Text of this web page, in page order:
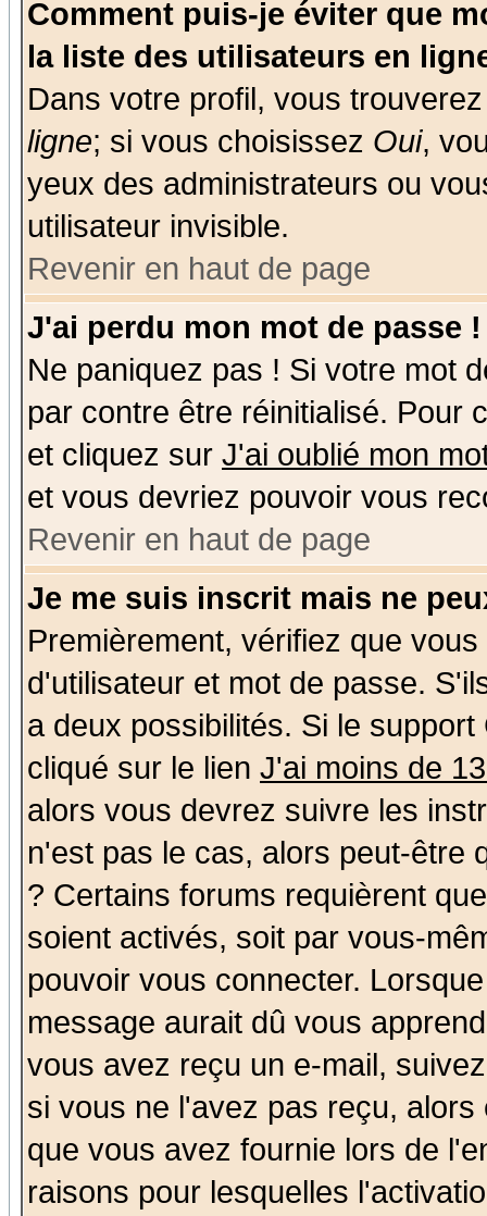
Comment puis-je éviter que
la liste des utilisateurs en
Dans votre profil, vous
ligne; si vous choisissez Oui,
yeux des administrateurs ou
utilisateur invisible.
Revenir en haut de page
J'ai perdu mon mot de passe !
Ne paniquez pas ! Si votre mot
par contre être réinitialisé. Pour
et cliquez sur J'ai oublié mon
et vous devriez pouvoir vous
Revenir en haut de page
Je me suis inscrit mais ne
Premièrement, vérifiez que
d'utilisateur et mot de passe.
a deux possibilités. Si le
cliqué sur le lien J'ai moins de
alors vous devrez suivre les
n'est pas le cas, alors peut-être
? Certains forums requièrent
soient activés, soit par vous-
pouvoir vous connecter.
message aurait dû vous
vous avez reçu un e-mail,
si vous ne l'avez pas reçu,
que vous avez fournie lors de
raisons pour lesquelles